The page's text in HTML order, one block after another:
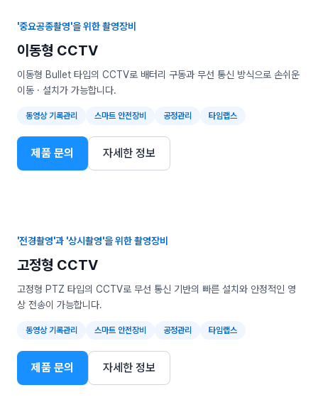
'중요공종촬영'을 위한 촬영장비
이동형 CCTV
이동형 Bullet 타입의 CCTV로 배터리 구동과 무선 통신 방식으로 손쉬운
이동 · 설치가 가능합니다.
동영상 기록관리 스마트 안전장비 공정관리 타임랩스
제품 문의 자세한 정보
'전경촬영'과 '상시촬영'을 위한 촬영장비
고정형 CCTV
고정형 PTZ 타입의 CCTV로 무선 통신 기반의 빠른 설치와 안정적인 영
상 전송이 가능합니다.
동영상 기록관리 스마트 안전장비 공정관리 타임랩스
제품 문의 자세한 정보